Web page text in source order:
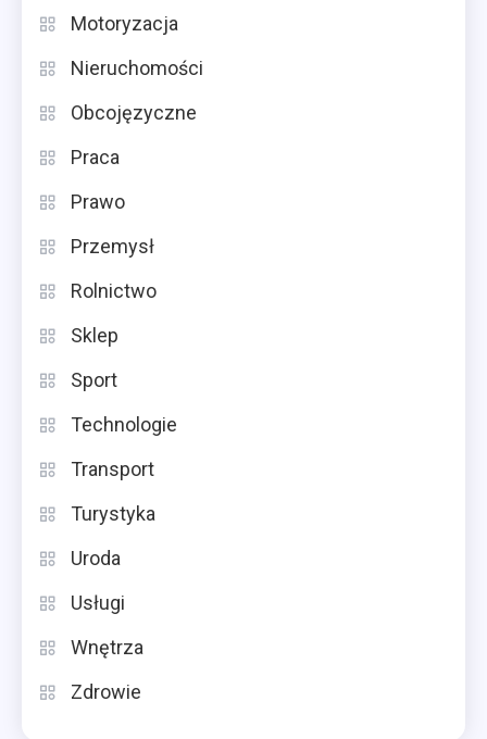
Motoryzacja
Nieruchomości
Obcojęzyczne
Praca
Prawo
Przemysł
Rolnictwo
Sklep
Sport
Technologie
Transport
Turystyka
Uroda
Usługi
Wnętrza
Zdrowie